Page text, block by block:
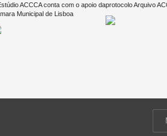
ACCCA conta com o apoio da
Municipal de Lisboa
protocolo Arquivo